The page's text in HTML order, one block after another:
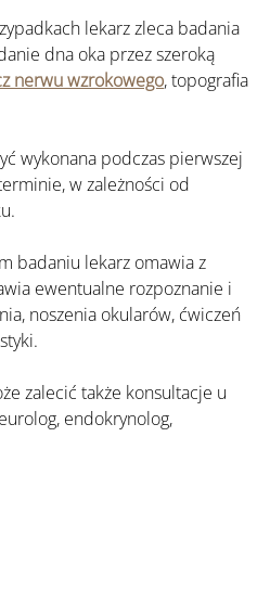
dna oka przez szeroką
nerwu wzrokowego, topografia
w zależności od
ewentualne rozpoznanie i
noszenia okularów, ćwiczeń
endokrynolog,